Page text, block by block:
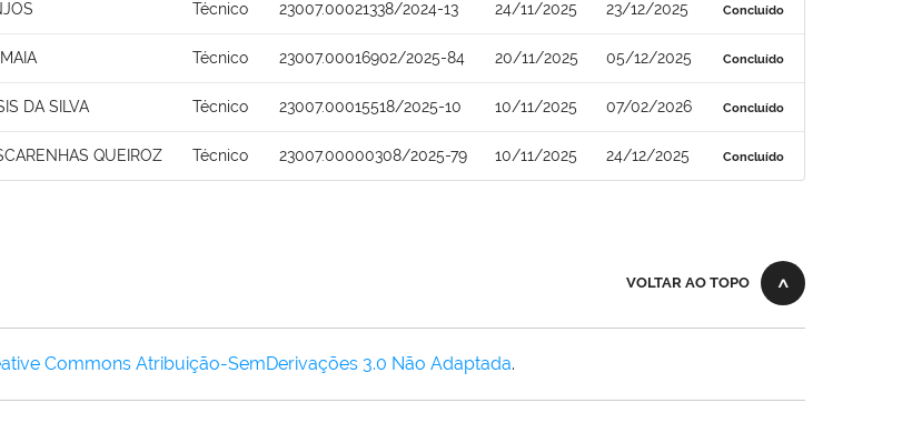
Técnico 23007.00021338/2024-13 24/11/2025 23/12/2025 Concluído
Técnico 23007.00016902/2025-84 20/11/2025 05/12/2025 Concluído
DA SILVA Técnico 23007.00015518/2025-10 10/11/2025 07/02/2026 Concluído
QUEIROZ Técnico 23007.00000308/2025-79 10/11/2025 24/12/2025 Concluído
VOLTAR AO TOPO
Commons Atribuição-SemDerivações 3.0 Não Adaptada.